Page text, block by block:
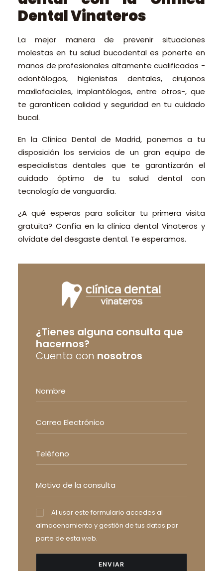
Dental Vinateros
La mejor manera de prevenir situaciones
molestas en tu salud bucodental es ponerte en
manos de profesionales altamente cualificados -
odontólogos, higienistas dentales, cirujanos
maxilofaciales, implantólogos, entre otros-, que
te garanticen calidad y seguridad en tu cuidado
bucal.
En la Clínica Dental de Madrid, ponemos a tu
disposición los servicios de un gran equipo de
especialistas dentales que te garantizarán el
cuidado óptimo de tu salud dental con
tecnología de vanguardia.
¿A qué esperas para solicitar tu primera visita
gratuita? Confía en la clínica dental Vinateros y
olvídate del desgaste dental. Te esperamos.
¿Tienes alguna consulta que
hacernos?
Cuenta con nosotros
Al usar este formulario accedes al
almacenamiento y gestión de tus datos por
parte de esta web.